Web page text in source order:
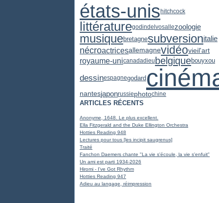
états-unis hitchcock
littératuregodindelvosallezoologie
musiquebretagnesubversionitalie
nécroactricesallemagnevidéovieil'art
royaume-unicanadadieu belgiquebouyxou
dessinespagnegodard
nantesjaponrussiephotochine
ARTICLES RÉCENTS
Anonyme, 1648. Le plus excellent.
Ella Fitzgerald and the Duke Ellington Orchestra
Hotties Reading 948
Lectures pour tous [les incipit saugrenus]
Traité
Fanchon Daemers chante "La vie s'écoule, la vie s'enfuit"
Un ami est parti 1934-2026
Hiromi - I've Got Rhythm
Hotties Reading 947
Adieu au langage, réimpression